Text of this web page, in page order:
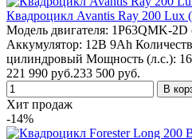
Квадроцикл Avantis Ray 200 Lux
Модель двигателя: 1P63QMK-2D
Аккумулятор: 12В 9Ah
цилиндровый Мощность (л.с.): 16
221 990 руб.233 500 руб.
В
Хит продаж
-14%